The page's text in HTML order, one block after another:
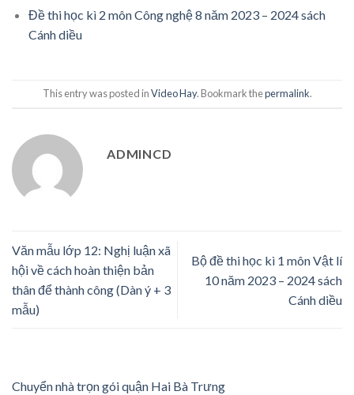
Đề thi học kì 2 môn Công nghệ 8 năm 2023 – 2024 sách
Cánh diều
This entry was posted inVideo Hay. Bookmark thepermalink.
ADMINCD
Văn mẫu lớp 12: Nghị luận xã
hội về cách hoàn thiện bản
thân để thành công (Dàn ý + 3
mẫu)
Bộ đề thi học kì 1 môn Vật lí
10 năm 2023 – 2024 sách
Cánh diều
Chuyển nhà trọn gói quận Hai Bà Trưng